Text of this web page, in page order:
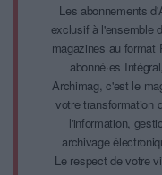
Les abonnements
exclusif à l'ensemble
magazines au format
abonné·es
Archimag, c'est le
votre transformation
l'information,
archivage
Le respect de votre